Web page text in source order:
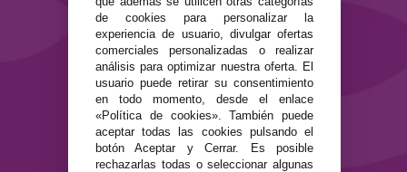
Términos y condiciones de uso
Política de privacidad
Política de cookies
de cookies para personalizar la
experiencia de usuario, divulgar ofertas
comerciales personalizadas o realizar
análisis para optimizar nuestra oferta. El
usuario puede retirar su consentimiento
en todo momento, desde el enlace
«Política de cookies». También puede
aceptar todas las cookies pulsando el
botón Aceptar y Cerrar. Es posible
rechazarlas todas o seleccionar algunas